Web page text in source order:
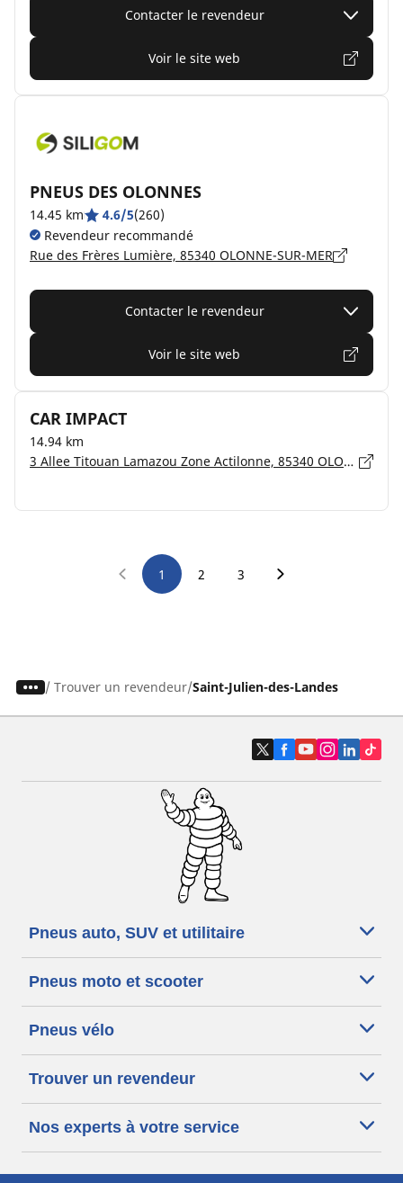
Contacter le revendeur
Voir le site web
PNEUS DES OLONNES
14.45 km 4.6/5(260)
Revendeur recommandé
Rue des Frères Lumière, 85340 OLONNE-SUR-MER
Contacter le revendeur
Voir le site web
CAR IMPACT
14.94 km
3 Allee Titouan Lamazou Zone Actilonne, 85340 OLONNE SUR MER
1 2 3
/ Trouver un revendeur Saint-Julien-des-Landes
Pneus auto, SUV et utilitaire
Pneus moto et scooter
Pneus vélo
Trouver un revendeur
Nos experts à votre service